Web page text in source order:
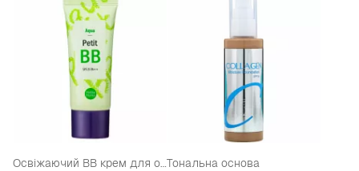
Освіжаючий BB крем для обличчяТональна основа